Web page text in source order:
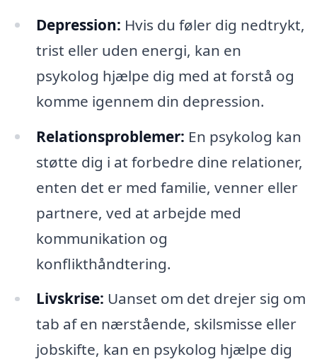
Depression: Hvis du føler dig nedtrykt,
trist eller uden energi, kan en
psykolog hjælpe dig med at forstå og
komme igennem din depression.
Relationsproblemer: En psykolog kan
støtte dig i at forbedre dine relationer,
enten det er med familie, venner eller
partnere, ved at arbejde med
kommunikation og
konflikthåndtering.
Livskrise: Uanset om det drejer sig om
tab af en nærstående, skilsmisse eller
jobskifte, kan en psykolog hjælpe dig